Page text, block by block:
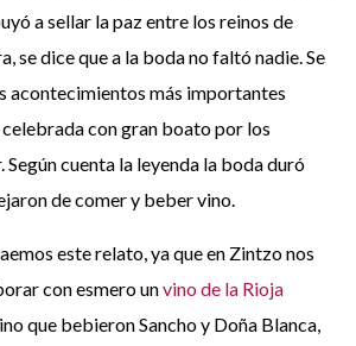
a sellar la paz entre los reinos de
se dice que a la boda no faltó nadie. Se
acontecimientos más importantes
con gran boato por los
cuenta la leyenda la boda duró
de comer y beber vino.
este relato, ya que en Zintzo nos
con esmero unvino de la Rioja
que bebieron Sancho y Doña Blanca,